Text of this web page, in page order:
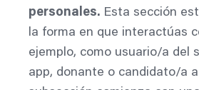
personales. Esta sección
la forma en que interactúas
ejemplo, como usuario/a del
app, donante o candidato/a